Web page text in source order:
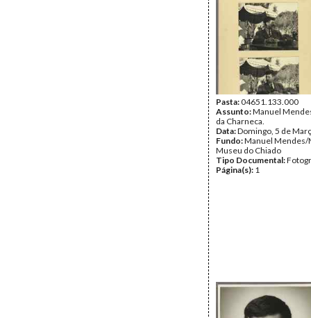
Pasta:04651.133.000
Assunto:Manuel
da Charneca.
Data:Domingo, 5 de
Fundo:Manuel Mendes/
Museu do Chiado
Tipo Documental:
Página(s): 1